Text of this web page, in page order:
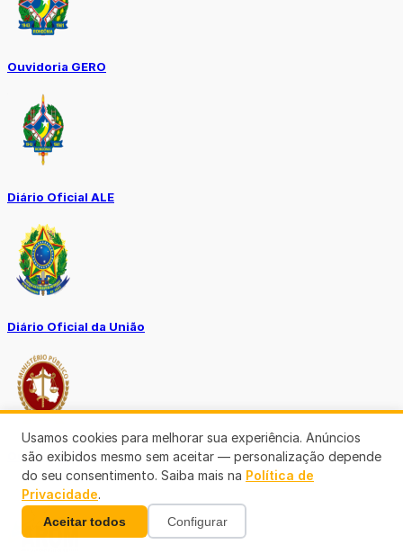
Ouvidoria GERO
Diário Oficial ALE
Diário Oficial da União
Ouvidoria MP-RO
Usamos cookies para melhorar sua experiência. Anúncios
são exibidos mesmo sem aceitar — personalização depende
do seu consentimento. Saiba mais na Política de
Privacidade.
Aceitar todos Configurar